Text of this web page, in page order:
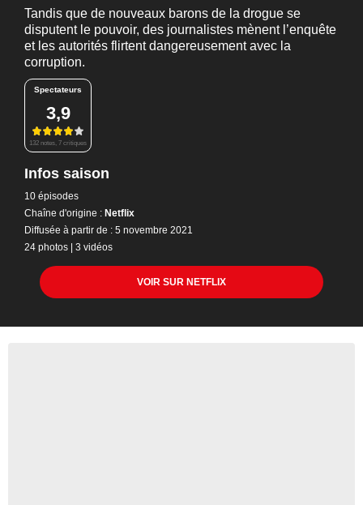
Tandis que de nouveaux barons de la drogue se
disputent le pouvoir, des journalistes mènent l’enquête
et les autorités flirtent dangereusement avec la
corruption.
Spectateurs
3,9
132 notes, 7 critiques
Infos saison
10 épisodes
Chaîne d'origine : Netflix
Diffusée à partir de : 5 novembre 2021
24 photos | 3 vidéos
VOIR SUR NETFLIX